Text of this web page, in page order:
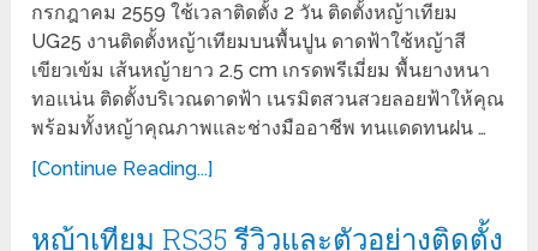
กรกฎาคม 2559 ใช้เวลาติดตั้ง 2 วัน ติดตั้งหญ้าเทียม
UG25 งานติดตั้งหญ้าเทียมบนพื้นปูน ดาดฟ้าใช้หญ้าสี
เขียวเข้ม เส้นหญ้ายาว 2.5 cm เกรดพรีเมี่ยม พื้นยางหนา
ทอแน่น ติดตั้งบริเวณดาดฟ้า เนรมิตสวนสวยลอยฟ้าให้คุณ
พร้อมทั้งหญ้าคุณภาพและช่างมืออาชีพ ทนแดดทนฝน …
[Continue Reading...]
หญ้าเทียม RS35 รีวิวและตัวอย่างติดตั้ง